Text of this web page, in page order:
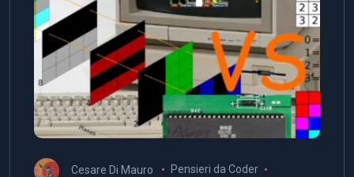
Cesare Di Mauro
Pensieri da Coder